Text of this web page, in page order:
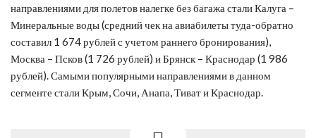
направлениями для полетов налегке без багажа стали Калуга –
Минеральные воды (средний чек на авиабилеты туда-обратно
составил 1 674 рублей с учетом раннего бронирования),
Москва – Псков (1 726 рублей) и Брянск – Краснодар (1 986
рублей). Самыми популярными направлениями в данном
сегменте стали Крым, Сочи, Анапа, Тиват и Краснодар.